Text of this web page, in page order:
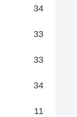
34
33
33
34
11